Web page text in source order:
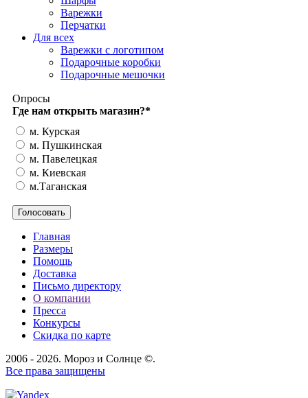
Варежки
Перчатки
Для всех
Варежки с логотипом
Подарочные коробки
Подарочные мешочки
Опросы
Где нам открыть магазин?*
м. Курская
м. Пушкинская
м. Павелецкая
м. Киевская
м.Таганская
Главная
Размеры
Помощь
Доставка
Письмо директору
О компании
Пресса
Конкурсы
Скидка по карте
2006 - 2026. Мороз и Солнце ©.
Все права защищены